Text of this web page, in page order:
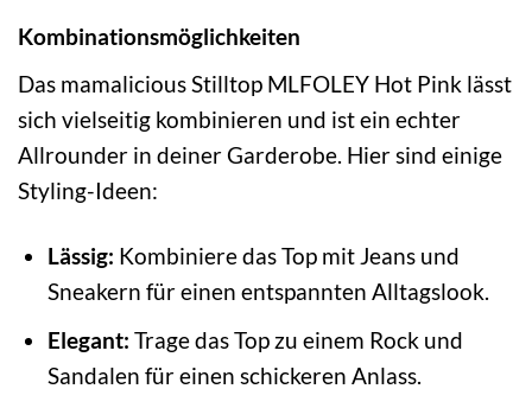
Kombinationsmöglichkeiten
Das mamalicious Stilltop MLFOLEY Hot Pink lässt
sich vielseitig kombinieren und ist ein echter
Allrounder in deiner Garderobe. Hier sind einige
Styling-Ideen:
Lässig: Kombiniere das Top mit Jeans und
Sneakern für einen entspannten Alltagslook.
Elegant: Trage das Top zu einem Rock und
Sandalen für einen schickeren Anlass.